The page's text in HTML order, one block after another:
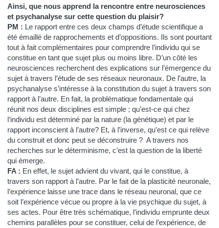
Ainsi, que nous apprend la rencontre entre neurosciences
et psychanalyse sur cette question du plaisir?
PM : Le rapport entre ces deux champs d’étude scientifique a
été émaillé de rapprochements et d’oppositions. Ils sont pourtant
tout à fait complémentaires pour comprendre l’individu qui se
constitue en tant que sujet plus ou moins libre. D’un côté les
neurosciences recherchent des explications sur l’émergence du
sujet à travers l’étude de ses réseaux neuronaux. De l’autre, la
psychanalyse s’intéresse à la constitution du sujet à travers son
rapport à l’autre. En fait, la problématique fondamentale qui
réunit nos deux disciplines est simple ; qu’est-ce qui chez
l’individu est déterminé par la nature (la génétique) et par le
rapport inconscient à l’autre? Et, à l’inverse, qu’est ce qui relève
du construit et donc peut se déconstruire ? A travers nos
recherches sur le déterminisme, c’est la question de la liberté
qui émerge.
FA : En effet, le sujet advient du vivant, qui le constitue, à
travers son rapport à l’autre. Par le fait de la plasticité neuronale,
l’expérience laisse une trace dans le réseau neuronal, que ce
soit l’expérience vécue ou propre à la vie psychique du sujet, à
ses actes. Pour être très schématique, l’individu emprunte deux
chemins parallèles pour se constituer, celui de l’expérience, de